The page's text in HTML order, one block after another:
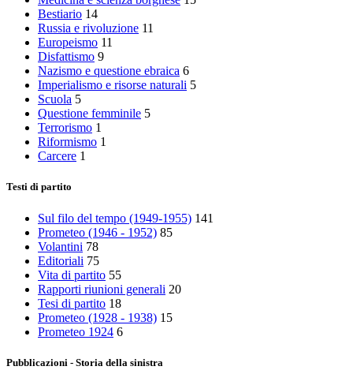
Bestiario 14
Russia e rivoluzione 11
Europeismo 11
Disfattismo 9
Nazismo e questione ebraica 6
Imperialismo e risorse naturali 5
Scuola 5
Questione femminile 5
Terrorismo 1
Riformismo 1
Carcere 1
Testi di partito
Sul filo del tempo (1949-1955) 141
Prometeo (1946 - 1952) 85
Volantini 78
Editoriali 75
Vita di partito 55
Rapporti riunioni generali 20
Tesi di partito 18
Prometeo (1928 - 1938) 15
Prometeo 1924 6
Pubblicazioni - Storia della sinistra